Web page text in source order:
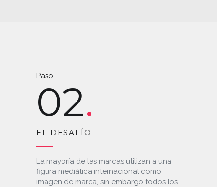
Paso
02
EL DESAFÍO
La mayoría de las marcas utilizan a una
figura mediática internacional como
imagen de marca, sin embargo todos los